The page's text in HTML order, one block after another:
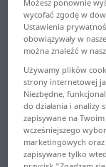
Słowa w
się na С
с ...
сблъскам
сблъскване ...
светкавица
Możesz ponownie
wycofać zgodę w
Ustawienia
obowiązywały w
można znaleźć w
Używamy plików
strony internetowej
Niezbędne,
do działania i analizy
zapisywane na
wcześniejszego
marketingowych
zapisywane tylko